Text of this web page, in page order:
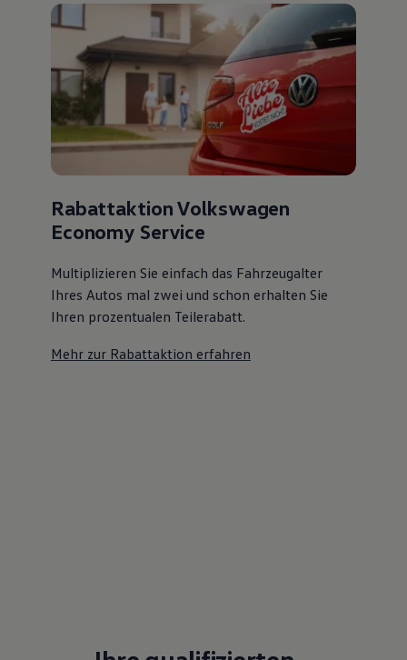
Rabattaktion Volkswagen
Economy Service
Multiplizieren Sie einfach das Fahrzeugalter
Ihres Autos mal zwei und schon erhalten Sie
Ihren prozentualen Teilerabatt.
Mehr zur Rabattaktion erfahren